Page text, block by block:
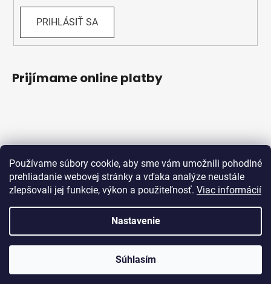
Používame súbory cookie, aby sme vám umožnili pohodlné
prehliadanie webovej stránky a vďaka analýze neustále
zlepšovali jej funkcie, výkon a použiteľnosť. Viac informácií
Nastavenie
Súhlasím
PRIHLÁSIŤ SA
Prijímame online platby
Obchodné podmienky
Ochrana osobných údajov
Vytvoril Shoptet
Bicykle Schwabik
vyhradené.